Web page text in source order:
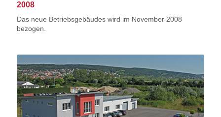
2008
Das neue Betriebsgebäudes wird im November 2008
bezogen.